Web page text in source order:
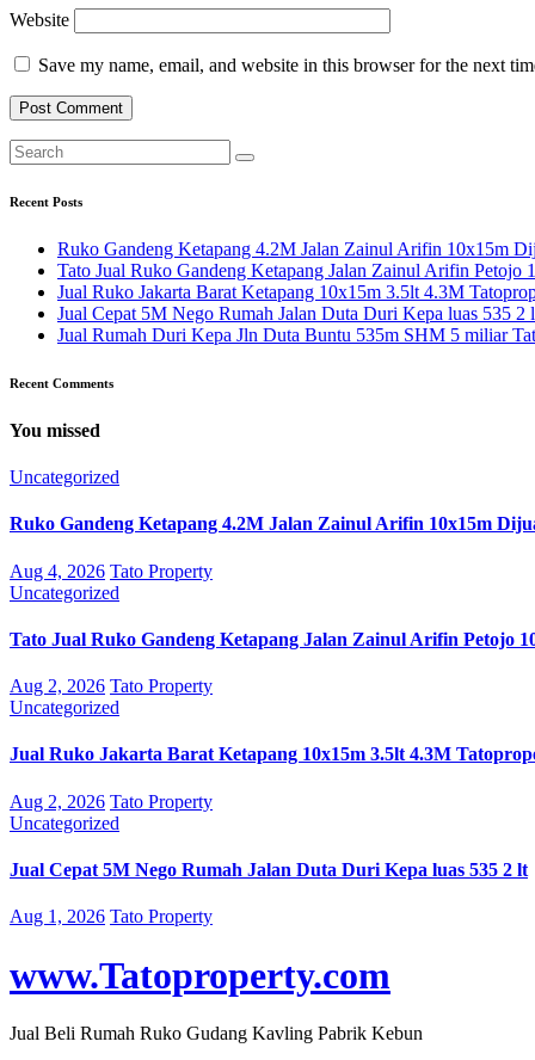
Website
Save my name, email, and website in this browser for the next
Recent Posts
Ruko Gandeng Ketapang 4.2M Jalan Zainul Arifin 10x15m
Tato Jual Ruko Gandeng Ketapang Jalan Zainul Arifin Petojo
Jual Ruko Jakarta Barat Ketapang 10x15m 3.5lt 4.3M
Jual Cepat 5M Nego Rumah Jalan Duta Duri Kepa luas 535 2
Jual Rumah Duri Kepa Jln Duta Buntu 535m SHM 5 miliar
Recent Comments
You missed
Uncategorized
Ruko Gandeng Ketapang 4.2M Jalan Zainul Arifin 10x15m
Aug 4, 2026 Tato Property
Uncategorized
Tato Jual Ruko Gandeng Ketapang Jalan Zainul Arifin Petojo
Aug 2, 2026 Tato Property
Uncategorized
Jual Ruko Jakarta Barat Ketapang 10x15m 3.5lt 4.3M
Aug 2, 2026 Tato Property
Uncategorized
Jual Cepat 5M Nego Rumah Jalan Duta Duri Kepa luas 535 2 lt
Aug 1, 2026 Tato Property
www.Tatoproperty.com
Jual Beli Rumah Ruko Gudang Kavling Pabrik Kebun